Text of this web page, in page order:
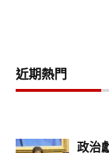
近期熱門